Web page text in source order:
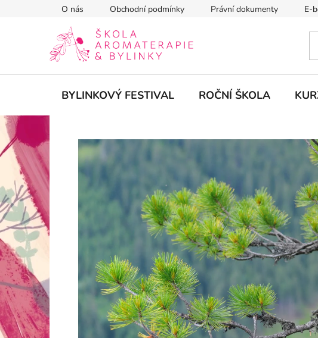
O nás Obchodní podmínky Právní dokumenty E-
BYLINKOVÝ FESTIVAL ROČNÍ ŠKOLA